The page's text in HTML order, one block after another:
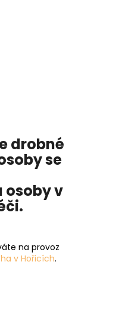
drobné
se
osoby v
.
na provoz
v Hořicích.